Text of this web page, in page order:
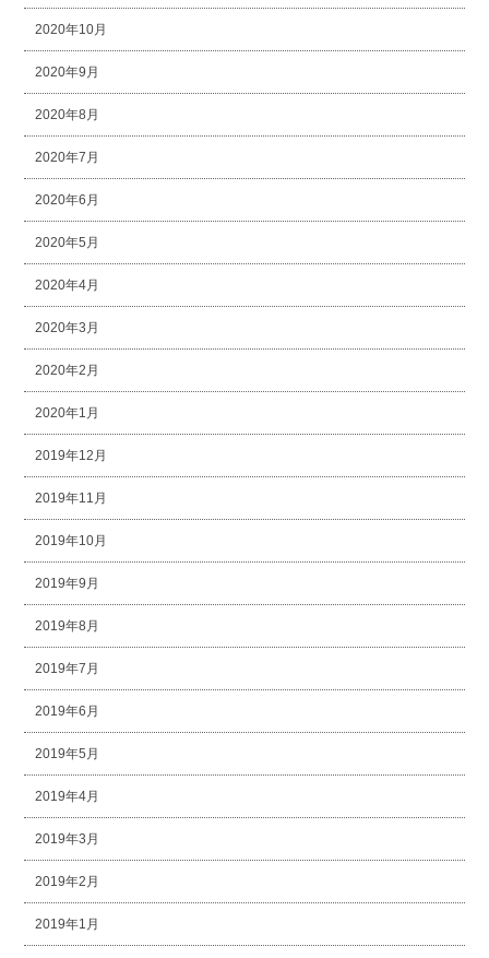
2020年10月
2020年9月
2020年8月
2020年7月
2020年6月
2020年5月
2020年4月
2020年3月
2020年2月
2020年1月
2019年12月
2019年11月
2019年10月
2019年9月
2019年8月
2019年7月
2019年6月
2019年5月
2019年4月
2019年3月
2019年2月
2019年1月